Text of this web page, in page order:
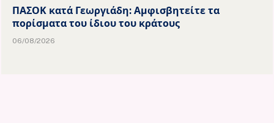
ΠΑΣΟΚ κατά Γεωργιάδη: Αμφισβητείτε τα
πορίσματα του ίδιου του κράτους
06/08/2026